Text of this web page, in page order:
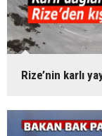
Rize’nin karlı